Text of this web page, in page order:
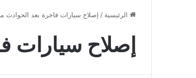
الرئيسية / إصلاح سيارات فاخرة بعد الحوادث
إصلاح سيارات